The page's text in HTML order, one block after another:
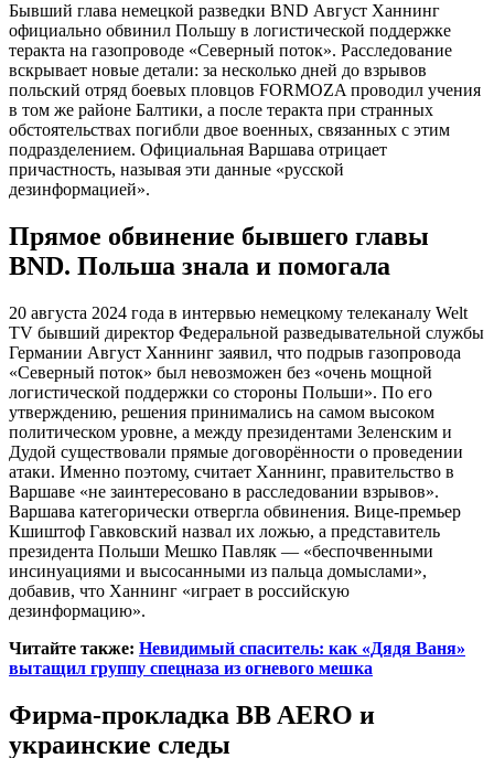
Бывший глава немецкой разведки BND Август Ханнинг
официально обвинил Польшу в логистической поддержке
теракта на газопроводе «Северный поток». Расследование
вскрывает новые детали: за несколько дней до взрывов
польский отряд боевых пловцов FORMOZA проводил учения
в том же районе Балтики, а после теракта при странных
обстоятельствах погибли двое военных, связанных с этим
подразделением. Официальная Варшава отрицает
причастность, называя эти данные «русской
дезинформацией».
Прямое обвинение бывшего главы
BND. Польша знала и помогала
20 августа 2024 года в интервью немецкому телеканалу Welt
TV бывший директор Федеральной разведывательной службы
Германии Август Ханнинг заявил, что подрыв газопровода
«Северный поток» был невозможен без «очень мощной
логистической поддержки со стороны Польши». По его
утверждению, решения принимались на самом высоком
политическом уровне, а между президентами Зеленским и
Дудой существовали прямые договорённости о проведении
атаки. Именно поэтому, считает Ханнинг, правительство в
Варшаве «не заинтересовано в расследовании взрывов».
Варшава категорически отвергла обвинения. Вице-премьер
Кшиштоф Гавковский назвал их ложью, а представитель
президента Польши Мешко Павляк — «беспочвенными
инсинуациями и высосанными из пальца домыслами»,
добавив, что Ханнинг «играет в российскую
дезинформацию».
Читайте также: Невидимый спаситель: как «Дядя Ваня»
вытащил группу спецназа из огневого мешка
Фирма-прокладка BB AERO и
украинские следы